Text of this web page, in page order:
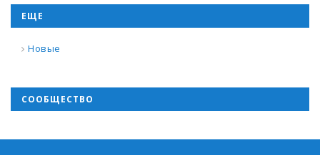
ЕЩЕ
Новые
СООБЩЕСТВО